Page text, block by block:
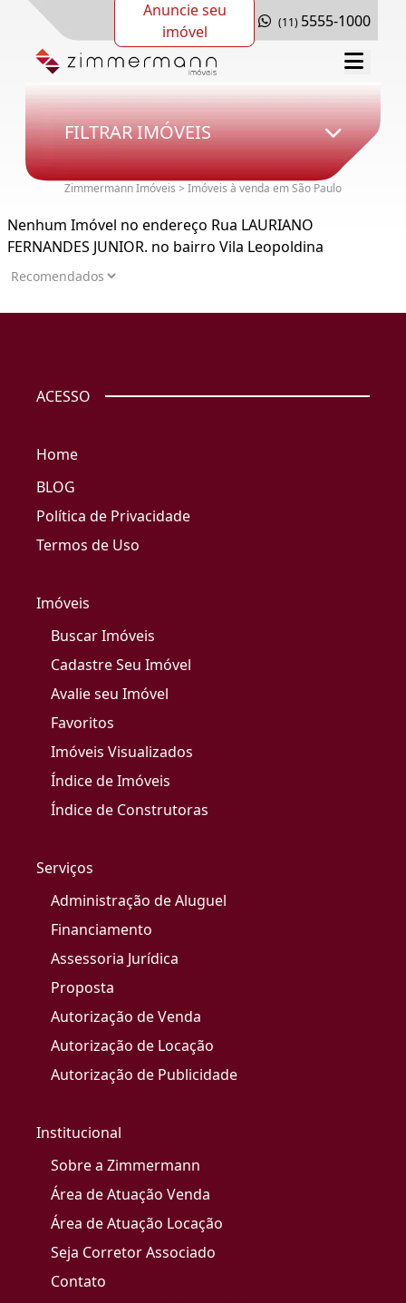
Anuncie seu
imóvel
(11) 5555-1000
FILTRAR IMÓVEIS
Zimmermann Imóveis > Imóveis à venda em São Paulo
Nenhum Imóvel no endereço Rua LAURIANO
FERNANDES JUNIOR. no bairro Vila Leopoldina
ACESSO
Home
BLOG
Política de Privacidade
Termos de Uso
Imóveis
Buscar Imóveis
Cadastre Seu Imóvel
Avalie seu Imóvel
Favoritos
Imóveis Visualizados
Índice de Imóveis
Índice de Construtoras
Serviços
Administração de Aluguel
Financiamento
Assessoria Jurídica
Proposta
Autorização de Venda
Autorização de Locação
Autorização de Publicidade
Institucional
Sobre a Zimmermann
Área de Atuação Venda
Área de Atuação Locação
Seja Corretor Associado
Contato